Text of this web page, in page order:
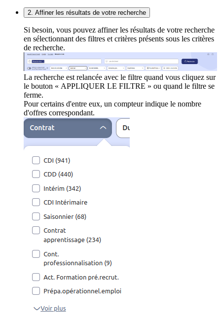
2. Affiner les résultats de votre recherche
Si besoin, vous pouvez affiner les résultats de votre recherche
en sélectionnant des filtres et critères présents sous les critères
de recherche.
La recherche est relancée avec le filtre quand vous cliquez sur
le bouton « APPLIQUER LE FILTRE » ou quand le filtre se
ferme.
Pour certains d'entre eux, un compteur indique le nombre
d'offres correspondant.